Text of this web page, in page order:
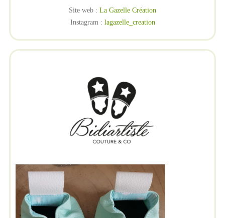
Site web : La Gazelle Création
Instagram : lagazelle_creation